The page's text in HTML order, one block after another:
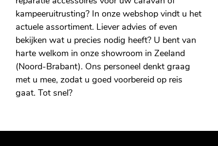
kampeeruitrusting? In onze webshop vindt u het
actuele assortiment. Liever advies of even
bekijken wat u precies nodig heeft? U bent van
harte welkom in onze showroom in Zeeland
(Noord-Brabant). Ons personeel denkt graag
met u mee, zodat u goed voorbereid op reis
gaat. Tot snel?